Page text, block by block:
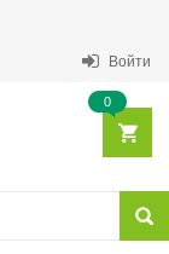
Войти
0